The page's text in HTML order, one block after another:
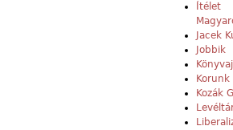
Ítélet
Jacek
Jobbik
Korunk
Kozák